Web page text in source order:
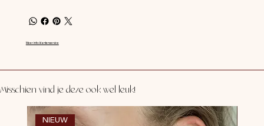
Meer info: klantenservice
Misschien vind je deze ook wel leuk!
NIEUW